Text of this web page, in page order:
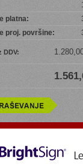
platna:
proj. površine:
DDV: